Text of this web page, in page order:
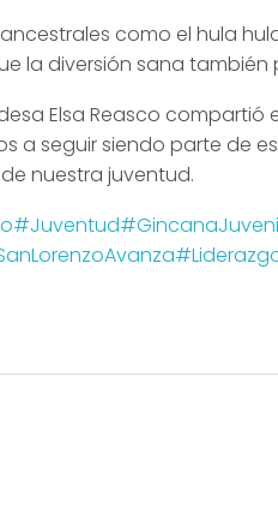
como el hula
la diversión sana también
Elsa Reasco
a seguir siendo parte de
nuestra juventud.
#Juventud